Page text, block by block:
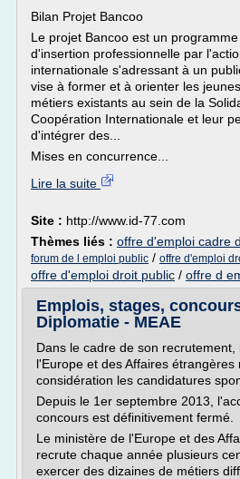
Bilan Projet Bancoo
Le projet Bancoo est un
d'insertion professionnelle par
internationale s'adressant à un
vise à former et à orienter les
métiers existants au sein de la
Coopération Internationale et leur
d'intégrer des...
Mises en concurrence...
Lire la suite
Site : http://www.id-77.com
Thèmes liés : offre d'emploi cadre
forum de l emploi public / offre d'emploi
offre d'emploi droit public / offre d
Emplois, stages,
Diplomatie - MEAE
Dans le cadre de son recrutement,
l'Europe et des Affaires étrangères
considération les candidatures
Depuis le 1er septembre 2013,
concours est définitivement fermé.
Le ministère de l'Europe et des
recrute chaque année plusieurs
exercer des dizaines de métiers